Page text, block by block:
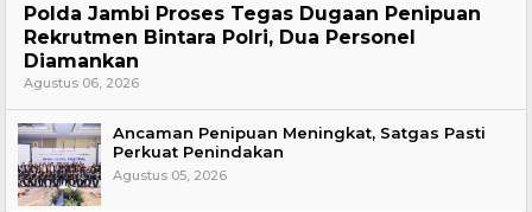
Polda Jambi Proses Tegas Dugaan Penipuan
Rekrutmen Bintara Polri, Dua Personel
Diamankan
Agustus 06, 2026
Ancaman Penipuan Meningkat, Satgas Pasti
Perkuat Penindakan
Agustus 05, 2026